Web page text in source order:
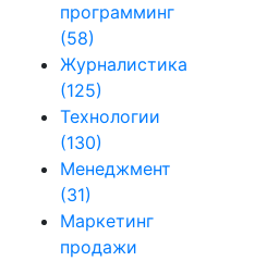
программинг
(58)
Журналистика
(125)
Технологии
(130)
Менеджмент
(31)
Маркетинг
продажи